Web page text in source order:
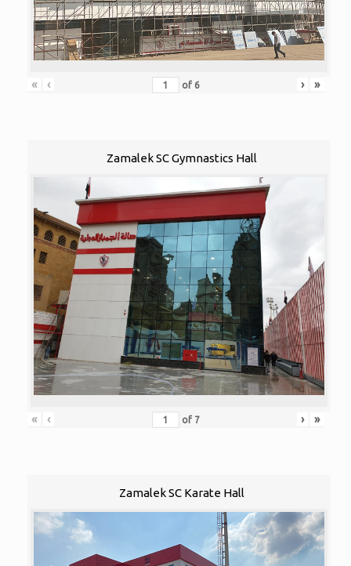
« ‹ of 6 › »
Zamalek SC Gymnastics Hall
« ‹ of 7 › »
Zamalek SC Karate Hall